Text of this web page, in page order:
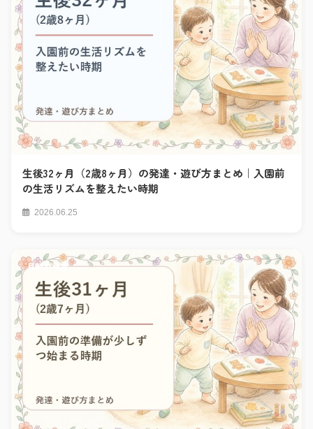
生後32ヶ月（2歳8ヶ月）の発達・遊び方まとめ｜入園前
の生活リズムを整えたい時期
2026.06.25
月齢別発達